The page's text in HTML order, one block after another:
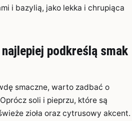
i bazylią, jako lekka i chrupiąca
podkreślą smak
smaczne, warto zadbać o
soli i pieprzu, które są
zioła oraz cytrusowy akcent.